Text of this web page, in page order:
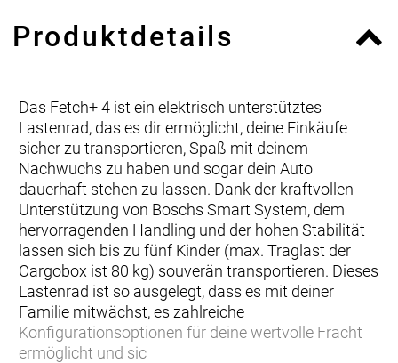
Produktdetails
Das Fetch+ 4 ist ein elektrisch unterstütztes
Lastenrad, das es dir ermöglicht, deine Einkäufe
sicher zu transportieren, Spaß mit deinem
Nachwuchs zu haben und sogar dein Auto
dauerhaft stehen zu lassen. Dank der kraftvollen
Unterstützung von Boschs Smart System, dem
hervorragenden Handling und der hohen Stabilität
lassen sich bis zu fünf Kinder (max. Traglast der
Cargobox ist 80 kg) souverän transportieren. Dieses
Lastenrad ist so ausgelegt, dass es mit deiner
Familie mitwächst, es zahlreiche
Konfigurationsoptionen für deine wertvolle Fracht
ermöglicht und sic